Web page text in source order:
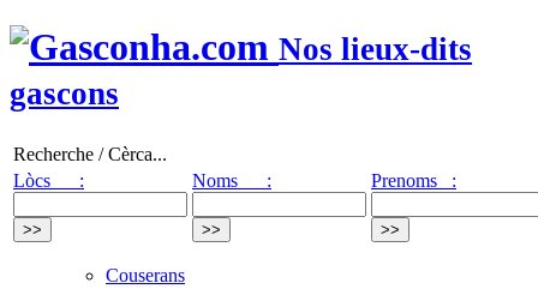
Nos lieux-dits
gascons
Recherche / Cèrca...
Lòcs :
Noms : Prenoms :
Couserans